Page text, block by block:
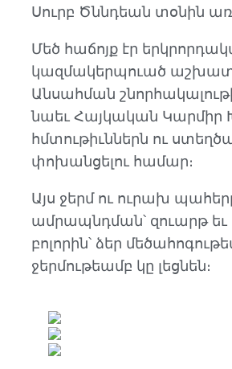
Սուրբ Ծննդեան տօնին
Մեծ հաճոյք էր
կազմակերպուած
Անսահման
նաեւ Հայկական Կարմիր
հմտութիւններն ու
փոխանցելու համար։
Այս ջերմ ու ուրախ
ամրապնդման՝ զուարթ եւ
բոլորին՝ ձեր
ջերմութեամբ կը լեցնեն։